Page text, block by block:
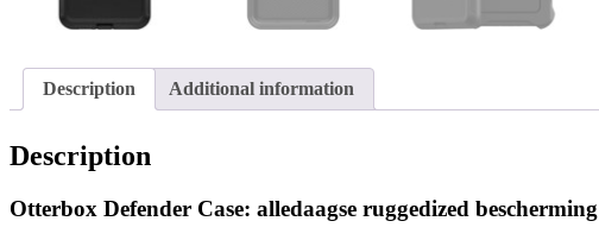
Description Additional information
Description
Otterbox Defender Case: alledaagse ruggedized bescherming